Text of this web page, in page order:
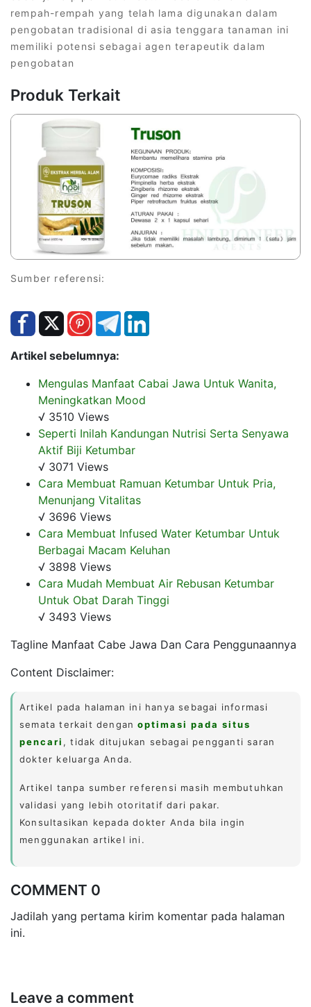
rempah-rempah yang telah lama digunakan dalam
pengobatan tradisional di asia tenggara tanaman ini
memiliki potensi sebagai agen terapeutik dalam
pengobatan
Produk Terkait
Sumber referensi:
Artikel sebelumnya:
Mengulas Manfaat Cabai Jawa Untuk Wanita,
Meningkatkan Mood
√ 3510 Views
Seperti Inilah Kandungan Nutrisi Serta Senyawa
Aktif Biji Ketumbar
√ 3071 Views
Cara Membuat Ramuan Ketumbar Untuk Pria,
Menunjang Vitalitas
√ 3696 Views
Cara Membuat Infused Water Ketumbar Untuk
Berbagai Macam Keluhan
√ 3898 Views
Cara Mudah Membuat Air Rebusan Ketumbar
Untuk Obat Darah Tinggi
√ 3493 Views
Tagline Manfaat Cabe Jawa Dan Cara Penggunaannya
Content Disclaimer:
Artikel pada halaman ini hanya sebagai informasi
semata terkait denganoptimasi pada situs
pencari , tidak ditujukan sebagai pengganti saran
dokter keluarga Anda.
Artikel tanpa sumber referensi masih membutuhkan
validasi yang lebih otoritatif dari pakar.
Konsultasikan kepada dokter Anda bila ingin
menggunakan artikel ini.
COMMENT 0
Jadilah yang pertama kirim komentar pada halaman
ini.
Leave a comment